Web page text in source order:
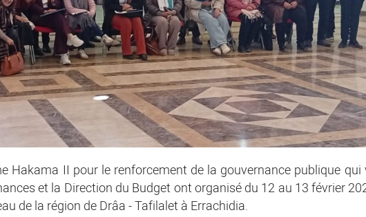
Hakama II pour le renforcement de la gouvernance publique qui
et la Direction du Budget ont organisé du 12 au 13 février
de la région de Drâa - Tafilalet à Errachidia.